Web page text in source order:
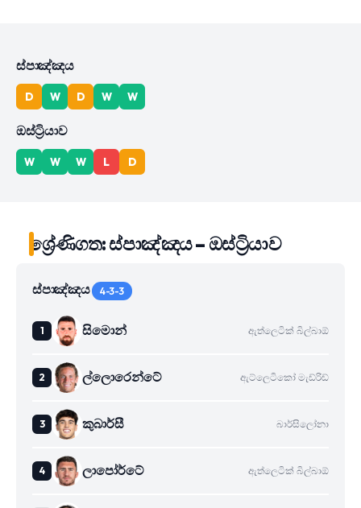
ස්පාඤ්ඤය
D W D W W
ඔස්ට්‍රියාව
W W W L D
ශ්‍රේණිගත: ස්පාඤ්ඤය – ඔස්ට්‍රියාව
ස්පාඤ්ඤය 4-3-3
සිමොන් ඇත්ලෙටික් බිල්බාඕ
ල්ලොරෙන්ටේ ඇට්ලෙටිකෝ මැඩ්රිඩ්
කුබාර්සී බාර්සිලෝනා
ලාපෝර්ටේ ඇත්ලෙටික් බිල්බාඕ